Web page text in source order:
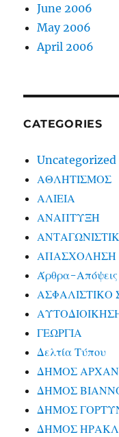
June 2006
May 2006
April 2006
CATEGORIES
Uncategorized
ΑΘΛΗΤΙΣΜΟΣ
ΑΛΙΕΙΑ
ΑΝΑΠΤΥΞΗ
ΑΠΑΣΧΟΛΗΣΗ
Άρθρα-Απόψεις
ΓΕΩΡΓΙΑ
Δελτία Τύπου
ΔΗΜΟΣ
ΔΗΜΟΣ
ΔΗΜΟΣ
ΔΗΜΟΣ